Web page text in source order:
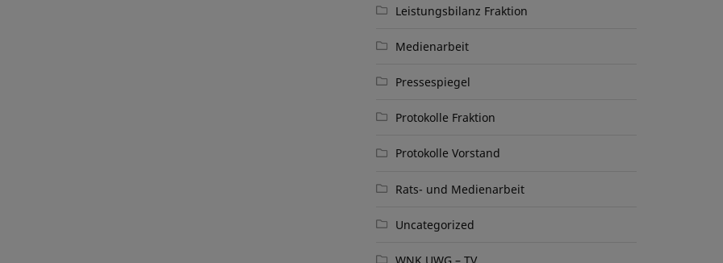
Leistungsbilanz Fraktion
Medienarbeit
Pressespiegel
Protokolle Fraktion
Protokolle Vorstand
Rats- und Medienarbeit
Uncategorized